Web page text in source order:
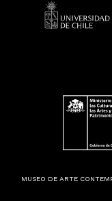
MUSEO DE ARTE